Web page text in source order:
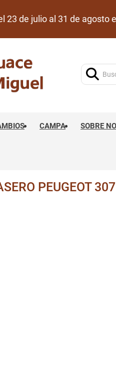
23 de julio al 31 de
CAMPA SOBRE
PEUGEOT